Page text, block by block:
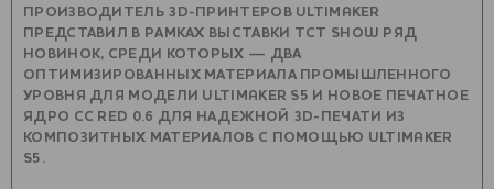
ПРОИЗВОДИТЕЛЬ 3D-ПРИНТЕРОВ ULTIMAKER
ПРЕДСТАВИЛ В РАМКАХ ВЫСТАВКИ TCT SHOW РЯД
НОВИНОК, СРЕДИ КОТОРЫХ — ДВА
ОПТИМИЗИРОВАННЫХ МАТЕРИАЛА ПРОМЫШЛЕННОГО
УРОВНЯ ДЛЯ МОДЕЛИ ULTIMAKER S5 И НОВОЕ ПЕЧАТНОЕ
ЯДРО CC RED 0.6 ДЛЯ НАДЕЖНОЙ 3D-ПЕЧАТИ ИЗ
КОМПОЗИТНЫХ МАТЕРИАЛОВ С ПОМОЩЬЮ ULTIMAKER
S5.